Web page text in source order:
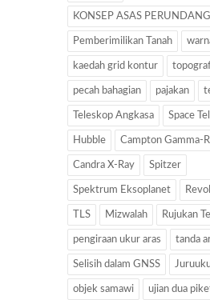
KONSEP ASAS
Pemberimilikan Tanah
kaedah grid kontur
pecah bahagian pajakan
Teleskop Angkasa Space
Hubble Campton Gamma-
Candra X-Ray Spitzer
Spektrum Eksoplanet
TLS Mizwalah Rujukan
pengiraan ukur aras tanda
Selisih dalam GNSS
objek samawi ujian dua